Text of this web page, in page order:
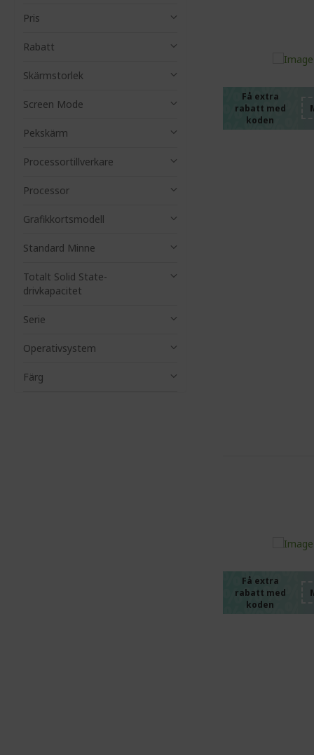
Få extra
rabatt med
koden
Få extra
rabatt med
koden
Pris
Rabatt
Skärmstorlek
Screen Mode
Pekskärm
Processortillverkare
Processor
Grafikkortsmodell
Standard Minne
Totalt Solid State-
drivkapacitet
Serie
Operativsystem
Färg